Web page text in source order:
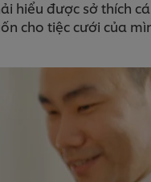
được sở thích
cho tiệc cưới của